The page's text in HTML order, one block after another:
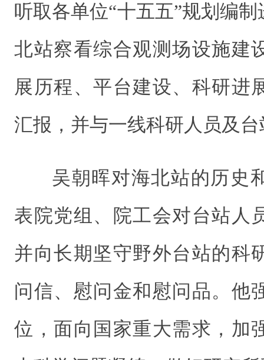
听取各单位“十五五”规划编
北站察看综合观测场设施建
展历程、平台建设、科研进
汇报，并与一线科研人员及
吴朝晖对海北站的历史
表院党组、院工会对台站人
并向长期坚守野外台站的科
问信、慰问金和慰问品。他
位，面向国家重大需求，加